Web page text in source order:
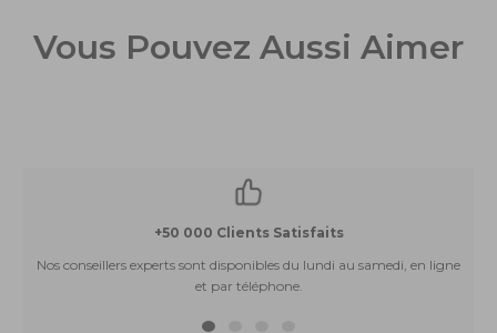
Vous Pouvez Aussi Aimer
+50 000 Clients Satisfaits
Nos conseillers experts sont disponibles du lundi au samedi, en ligne
et par téléphone.